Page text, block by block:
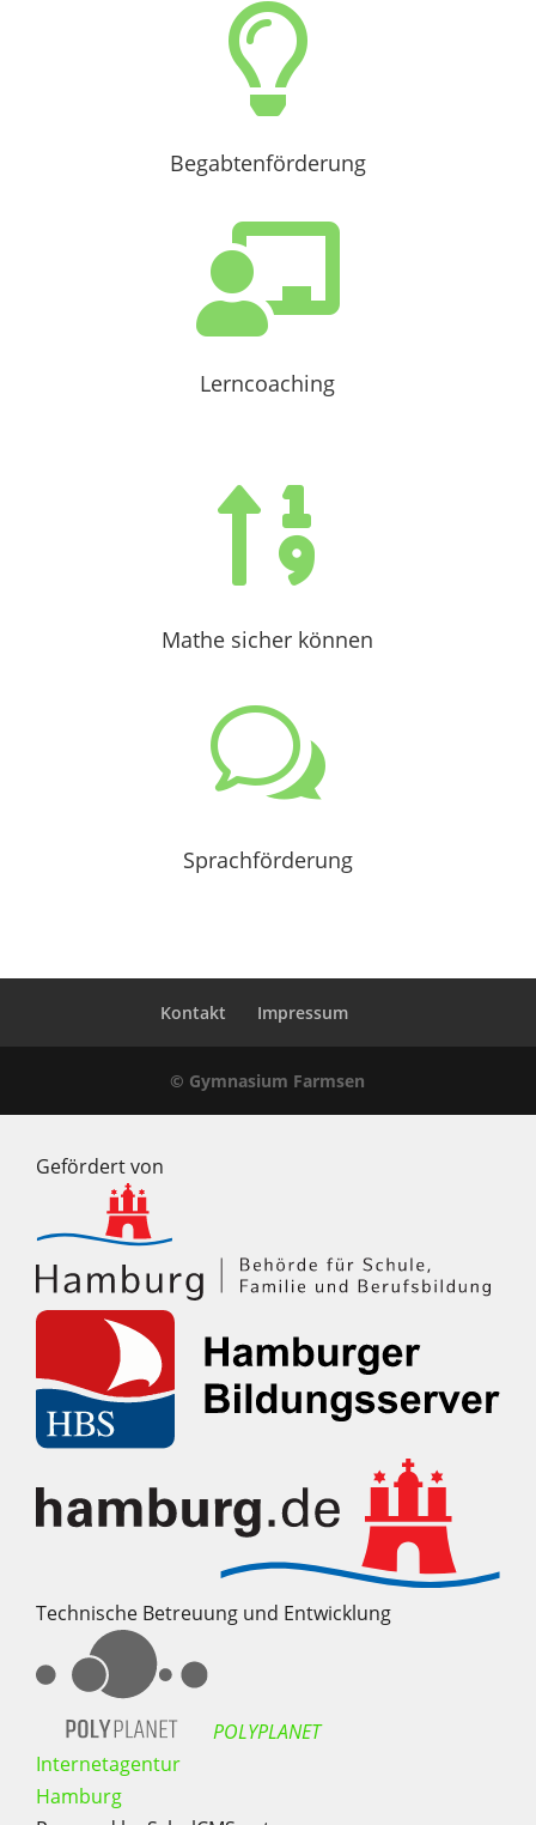

Begabtenförderung

Lerncoaching

Mathe sicher können
w
Sprachförderung
Kontakt Impressum
© Gymnasium Farmsen
Gefördert von
Technische Betreuung und Entwicklung
POLYPLANET
Internetagentur
Hamburg